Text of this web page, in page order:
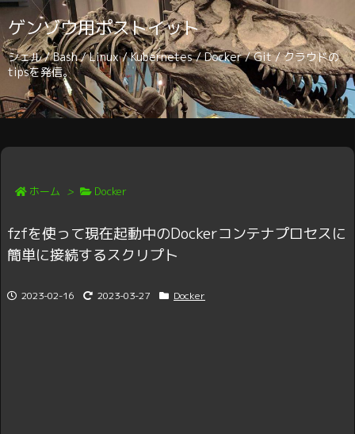
ゲンゾウ用ポストイット
シェル / Bash / Linux / Kubernetes / Docker / Git / クラウドの
tipsを発信。
ホーム > Docker
fzfを使って現在起動中のDockerコンテナプロセスに
簡単に接続するスクリプト
2023-02-16 2023-03-27 Docker